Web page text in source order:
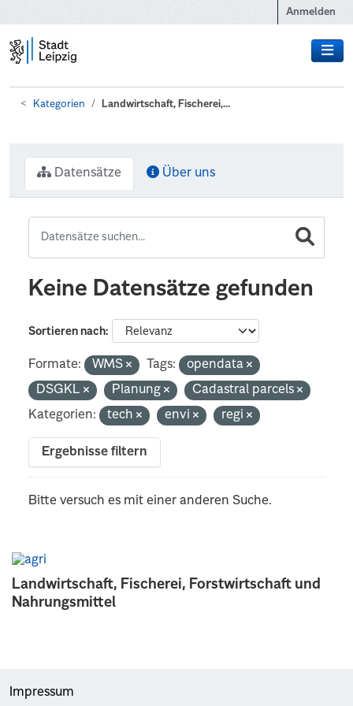
Anmelden
Kategorien Landwirtschaft, Fischerei,...
Landwirtschaft, Fischerei, Forstwirtschaft und
Nahrungsmittel
Datensätze Über uns
Keine Datensätze gefunden
Sortieren nach
Formate: WMS Tags:
opendata
DSGKL
Planung
Cadastral parcels
Kategorien:
tech envi regi
Ergebnisse filtern
Bitte versuch es mit einer anderen Suche.
Impressum